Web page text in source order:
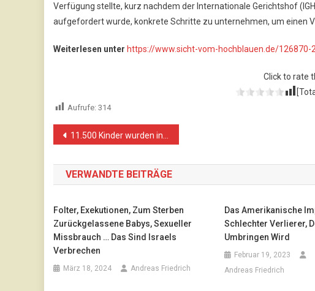
Verfügung stellte, kurz nachdem der Internationale Gerichtshof
aufgefordert wurde, konkrete Schritte zu unternehmen, um einen
Weiterlesen unter https://www.sicht-vom-hochblauen.de/126870-
Click to rate
Aufrufe: 314
Beitragsnavigation
11.500 Kinder wurden in Gaza getötet. Für das Grauen dieses Ausmaßes gibt es keine Erklärung
VERWANDTE BEITRÄGE
Folter, Exekutionen, Zum Sterben
Zurückgelassene Babys, Sexueller
Missbrauch … Das Sind Israels
Verbrechen
März 18, 2024 Andreas Friedrich
Das Amerikanische
Schlechter Verlierer,
Umbringen Wird
Februar 19, 2023
Andreas Friedrich